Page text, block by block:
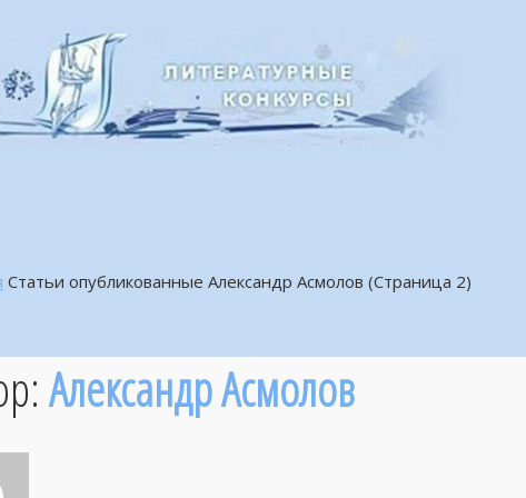
Статьи опубликованные Александр Асмолов (Страница 2)
Александр Асмолов